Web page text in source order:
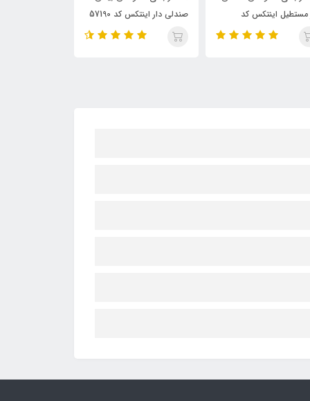
دار اینتکس کد 57190
صندلی دار اینتکس کد 56475